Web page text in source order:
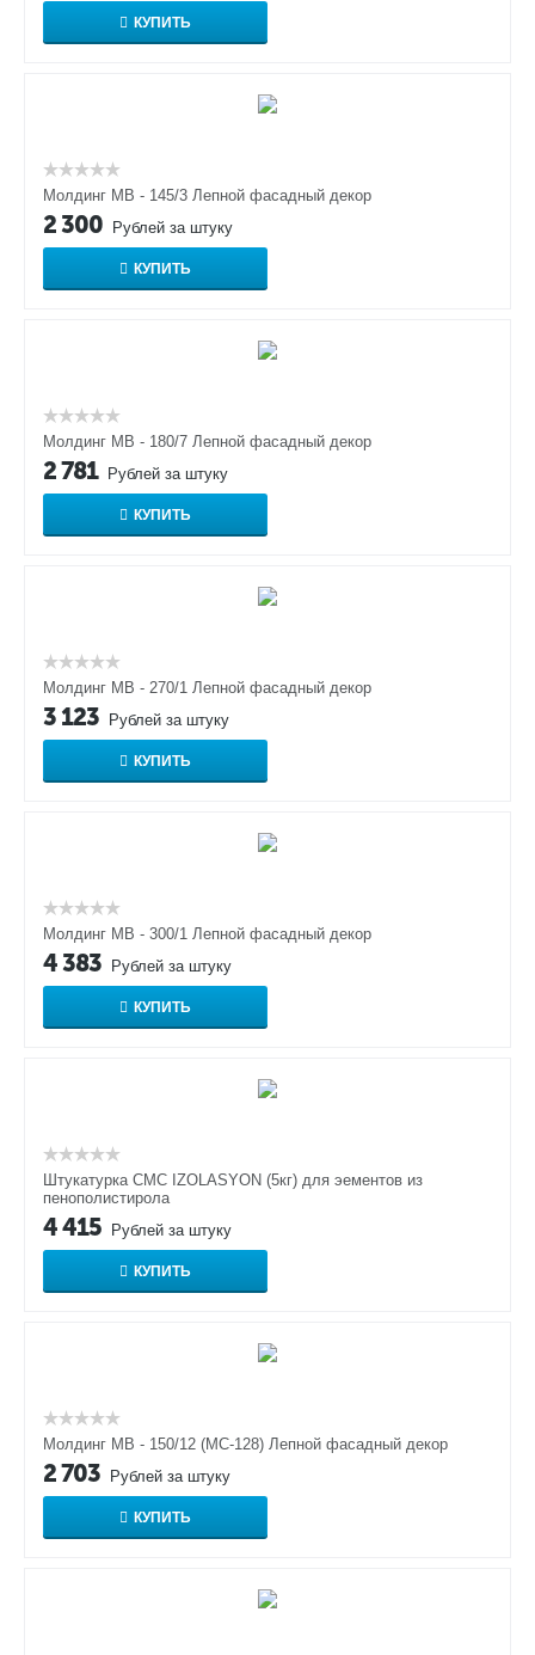
КУПИТЬ
Молдинг МВ - 145/3 Лепной фасадный декор
2 300 Рублей за штуку
КУПИТЬ
Молдинг МВ - 180/7 Лепной фасадный декор
2 781 Рублей за штуку
КУПИТЬ
Молдинг МВ - 270/1 Лепной фасадный декор
3 123 Рублей за штуку
КУПИТЬ
Молдинг МВ - 300/1 Лепной фасадный декор
4 383 Рублей за штуку
КУПИТЬ
Штукатурка СMC IZOLASYON (5кг) для эементов из
пенополистирола
4 415 Рублей за штуку
КУПИТЬ
Молдинг МВ - 150/12 (МС-128) Лепной фасадный декор
2 703 Рублей за штуку
КУПИТЬ